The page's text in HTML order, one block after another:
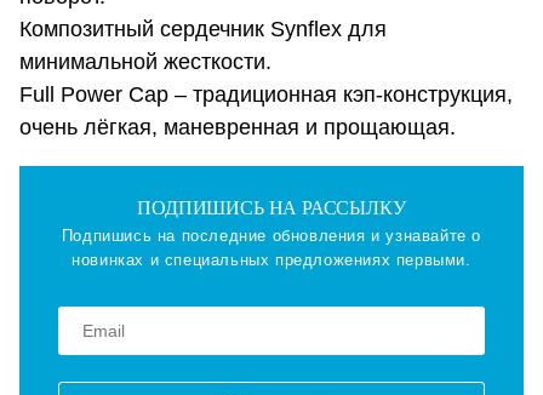
Композитный сердечник Synflex для
минимальной жесткости.
Full Power Cap – традиционная кэп-конструкция,
очень лёгкая, маневренная и прощающая.
ПОДПИШИСЬ НА РАССЫЛКУ
Подпишись на последние обновления и узнавайте о
новинках и специальных предложениях первыми.